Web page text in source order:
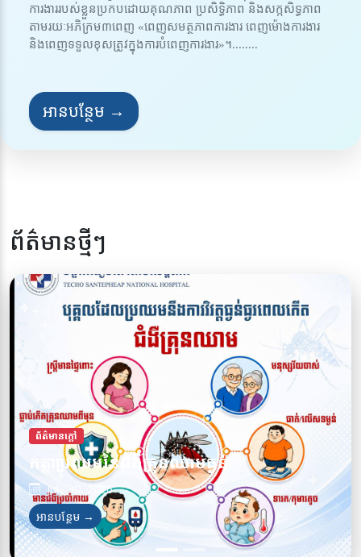
ការងាររបស់ខ្លួនប្រកបដោយគុណភាព ប្រសិទ្ធិភាព និងសក្កសិទ្ធភាព
តាមរយៈអភិក្រម៣ពេញ «ពេញសមត្ថភាពការងារ ពេញម៉ោងការងារ
និងពេញទទួលខុសត្រូវក្នុងការបំពេញការងារ»។........
អានបន្ថែម →
ព័ត៌មានថ្មីៗ
ព័ត៌មានក្តៅ
កត្តាប្រឈមនៃជំងឺគ្រុនឈាមធ្ងន់
July 30, 2026
អានបន្ថែម →
ព័ត៌មានក្តៅ
ការពារខ្លួនអ្នកពីជំងឺគ្រុនឈាម សូមចូលរួមទប់
ស្កាត់ជំងឺគ្រុនឈាមទាំងអស់គ្នា!
July 28, 2026
អានបន្ថែម →